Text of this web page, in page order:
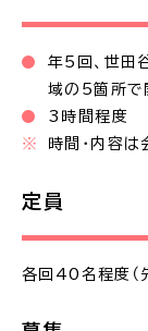
年5回、世田
域の5箇所で
3時間程度
時間・内容は
定員
各回40名程度（